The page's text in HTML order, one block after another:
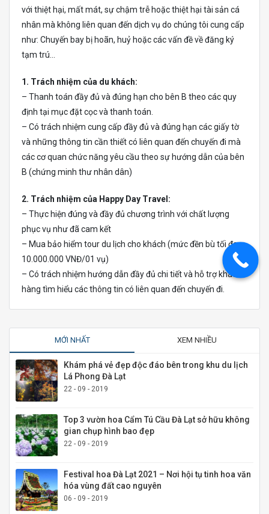
với thiệt hại, mất mát, sự chậm trễ hoặc thiệt hại tài sản cá
nhân mà không liên quan đến dịch vụ do chúng tôi cung cấp
như: Chuyến bay bị hoãn, huỷ hoặc các vấn đề về đăng ký
tạm trú…
1. Trách nhiệm của du khách:
– Thanh toán đầy đủ và đúng hạn cho bên B theo các quy
định tại mục đặt cọc và thanh toán.
– Có trách nhiệm cung cấp đầy đủ và đúng hạn các giấy tờ
và những thông tin cần thiết có liên quan đến chuyến đi mà
các cơ quan chức năng yêu cầu theo sự hướng dẫn của bên
B (chứng minh thư nhân dân)
2. Trách nhiệm của Happy Day Travel:
– Thực hiện đúng và đầy đủ chương trình với chất lượng
phục vụ như đã cam kết
– Mua bảo hiểm tour du lịch cho khách (mức đền bù tối đa:
10.000.000 VNĐ/01 vụ)
– Có trách nhiệm hướng dẫn đầy đủ chi tiết và hỗ trợ khách
hàng tìm hiểu các thông tin có liên quan đến chuyến đi.
MỚI NHẤT XEM NHIỀU
Khám phá vẻ đẹp độc đáo bên trong khu du lịch
Lá Phong Đà Lạt
22 - 09 - 2019
Top 3 vườn hoa Cẩm Tú Cầu Đà Lạt sở hữu không
gian chụp hình bao đẹp
22 - 09 - 2019
Festival hoa Đà Lạt 2021 – Nơi hội tụ tinh hoa văn
hóa vùng đất cao nguyên
06 - 09 - 2019